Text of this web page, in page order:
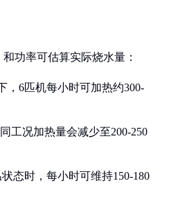
功率可估算实际烧水量：
，6匹机每小时可加热约300-
工况加热量会减少至200-250
态时，每小时可维持150-180